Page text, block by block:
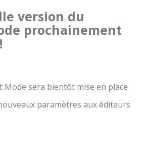
version du
prochainement
Mode sera bientôt mise en place
paramètres aux éditeurs